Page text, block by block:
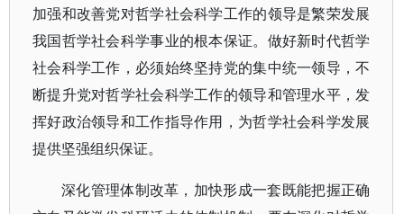
加强和改善党对哲学社会科学工作的领导是繁荣发展
我国哲学社会科学事业的根本保证。做好新时代哲学
社会科学工作，必须始终坚持党的集中统一领导，不
断提升党对哲学社会科学工作的领导和管理水平，发
挥好政治领导和工作指导作用，为哲学社会科学发展
提供坚强组织保证。
深化管理体制改革，加快形成一套既能把握正确